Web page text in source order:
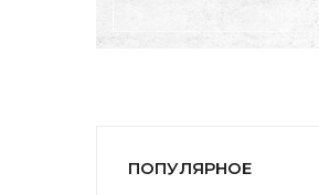
ПОПУЛЯРНОЕ